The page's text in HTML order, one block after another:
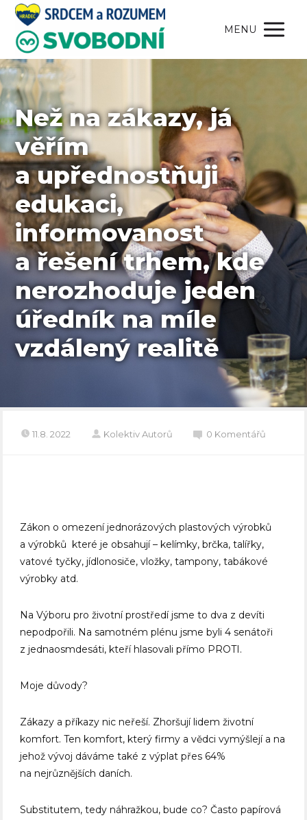
MENU
Než na zákazy, já
věřím
a upřednostňuji
edukaci,
informovanost
a řešení trhem, kde
nerozhoduje jeden
úředník na míle
vzdálený realitě
11.8. 2022 Kolektiv Autorů 0 Komentářů
Zákon o omezení jednorázových plastových výrobků
a výrobků které je obsahují – kelímky, brčka, talířky,
vatové tyčky, jídlonosiče, vložky, tampony, tabákové
výrobky atd.
Na Výboru pro životní prostředí jsme to dva z devíti
nepodpořili. Na samotném plénu jsme byli 4 senátoři
z jednaosmdesáti, kteří hlasovali přímo PROTI.
Moje důvody?
Zákazy a příkazy nic neřeší. Zhoršují lidem životní
komfort. Ten komfort, který firmy a vědci vymýšlejí a na
jehož vývoj dáváme také z výplat přes 64%
na nejrůznějších daních.
Substitutem, tedy náhražkou, bude co? Často papírová